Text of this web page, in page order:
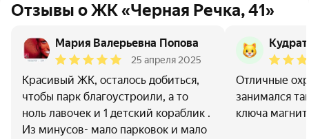
Отзывы о ЖК «Черная Речка, 41»
Мария Валерьевна Попова
25 апреля 2025
Красивый ЖК, осталось добиться,
чтобы парк благоустроили, а то
ноль лавочек и 1 детский кораблик .
Из минусов- мало парковок и мало
Отличные
занимался
ключа